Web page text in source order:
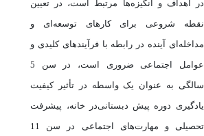
در اهداف و انگیزه‌ها مرتبط است، در تعیین
نقطه شروعی برای کارهای توسعه‌ای و
مداخله‌ای آینده در رابطه با فرآیندهای کلیدی و
عوامل اجتماعی ضروری است، در سن 5
سالگی به عنوان یک واسطه در تأثیر کیفیت
یادگیری دوره پیش دبستانی‌در خانه، پیشرفت
تحصیلی و مهارت‌های اجتماعی در سن 11